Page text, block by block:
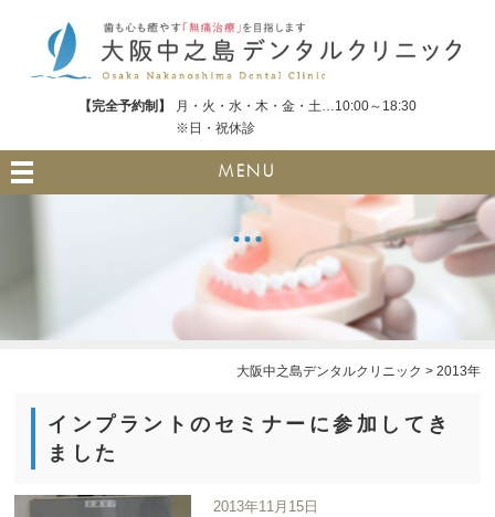
【完全予約制】
月・火・水・木・金・土…10:00～18:30
※日・祝休診
MENU
大阪中之島デンタルクリニック > 2013年
インプラントのセミナーに参加してき
ました
2013年11月15日